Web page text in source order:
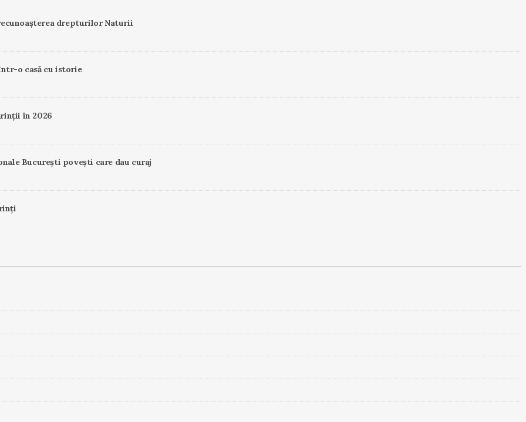
drepturilor Naturii
o casă cu istorie
în 2026
București povești care dau curaj